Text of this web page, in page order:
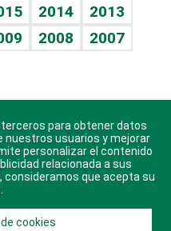
2014
2013
2008
2007
para Android, iOS y
para obtener datos
nuestros usuarios y mejorar
personalizar el contenido
relacionada a sus
consideramos que acepta su
cookies